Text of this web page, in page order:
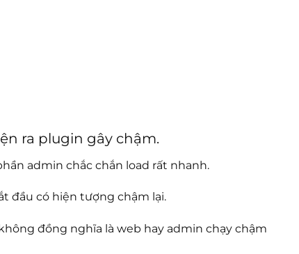
ra plugin gây chậm.
admin chắc chắn load rất nhanh.
đầu có hiện tượng chậm lại.
đồng nghĩa là web hay admin chạy chậm